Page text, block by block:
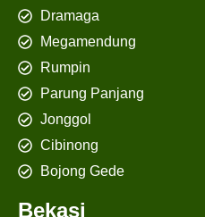
Dramaga
Megamendung
Rumpin
Parung Panjang
Jonggol
Cibinong
Bojong Gede
Bekasi